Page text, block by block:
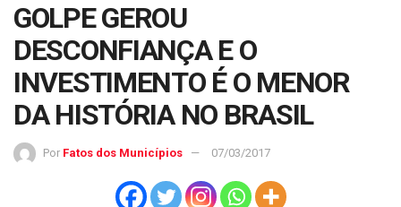
GOLPE GEROU
DESCONFIANÇA E O
INVESTIMENTO É O MENOR
DA HISTÓRIA NO BRASIL
Por Fatos dos Municípios 07/03/2017